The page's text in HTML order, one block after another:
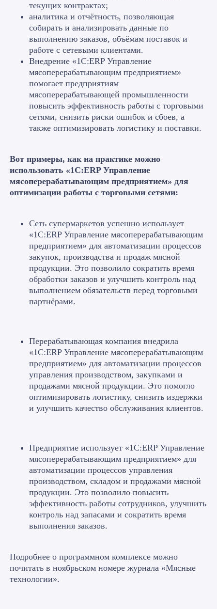
текущих контрактах;
аналитика и отчётность, позволяющая
собирать и анализировать данные по
выполнению заказов, объёмам поставок и
работе с сетевыми клиентами.
Внедрение «1С:ERP Управление
мясоперерабатывающим предприятием»
помогает предприятиям
мясоперерабатывающей промышленности
повысить эффективность работы с торговыми
сетями, снизить риски ошибок и сбоев, а
также оптимизировать логистику и поставки.
Вот примеры, как на практике можно
использовать «1С:ERP Управление
мясоперерабатывающим предприятием» для
оптимизации работы с торговыми сетями:
Сеть супермаркетов успешно использует
«1С:ERP Управление мясоперерабатывающим
предприятием» для автоматизации процессов
закупок, производства и продаж мясной
продукции. Это позволило сократить время
обработки заказов и улучшить контроль над
выполнением обязательств перед торговыми
партнёрами.
Перерабатывающая компания внедрила
«1С:ERP Управление мясоперерабатывающим
предприятием» для автоматизации процессов
управления производством, закупками и
продажами мясной продукции. Это помогло
оптимизировать логистику, снизить издержки
и улучшить качество обслуживания клиентов.
Предприятие использует «1С:ERP Управление
мясоперерабатывающим предприятием» для
автоматизации процессов управления
производством, складом и продажами мясной
продукции. Это позволило повысить
эффективность работы сотрудников, улучшить
контроль над запасами и сократить время
выполнения заказов.
Подробнее о программном комплексе можно
почитать в ноябрьском номере журнала «Мясные
технологии».
Читайте статьи от
наших экспертов
Наши эксперты
Оставьте заявку на
бесплатную
решение
Готовое решение